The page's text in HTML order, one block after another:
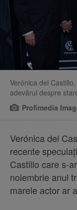
Verónica del
adevărul despre
Profimedia
Verónica del
recente
Castillo care s-
noiembrie anul
marele actor ar